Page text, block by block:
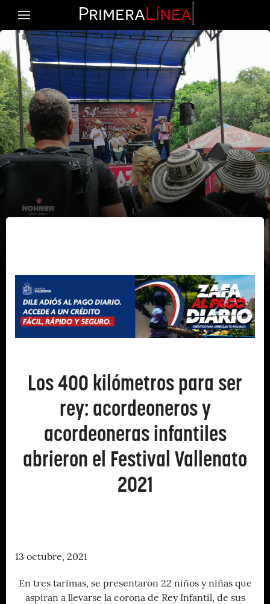
PrimeraLínea
Los 400 kilómetros para ser
rey: acordeoneros y
acordeoneras infantiles
abrieron el Festival Vallenato
2021
13 octubre, 2021
En tres tarimas, se presentaron 22 niños y niñas que
aspiran a llevarse la corona de Rey Infantil, de sus